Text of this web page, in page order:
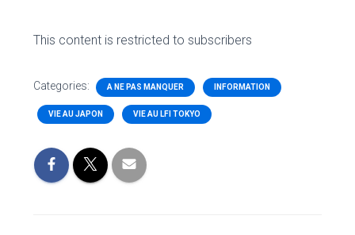
This content is restricted to subscribers
Categories: A NE PAS MANQUER INFORMATION
VIE AU JAPON VIE AU LFI TOKYO